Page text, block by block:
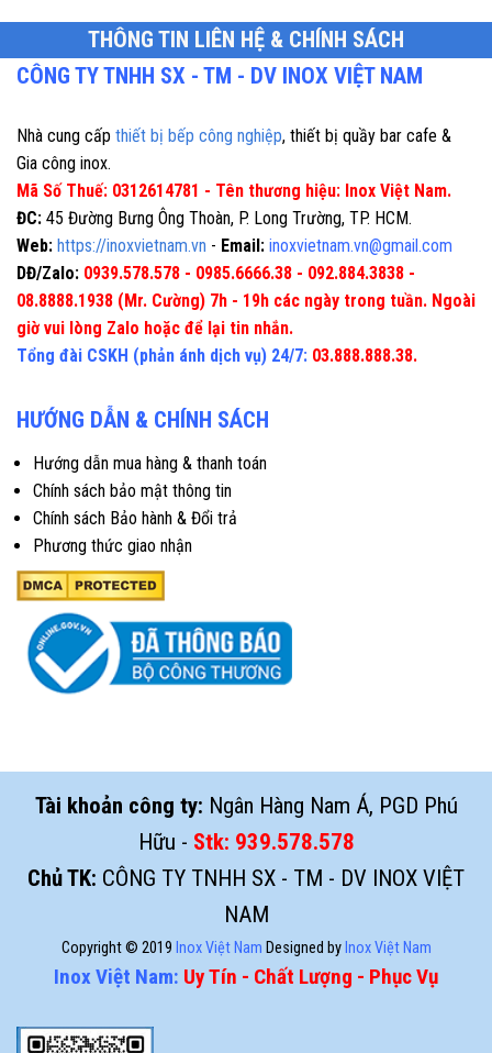
THÔNG TIN LIÊN HỆ & CHÍNH SÁCH
CÔNG TY TNHH SX - TM - DV INOX VIỆT NAM
Nhà cung cấp thiết bị bếp công nghiệp, thiết bị quầy bar cafe &
Gia công inox.
Mã Số Thuế: 0312614781 - Tên thương hiệu: Inox Việt Nam.
ĐC: 45 Đường Bưng Ông Thoàn, P. Long Trường, TP. HCM.
Web: https://inoxvietnam.vn - Email: inoxvietnam.vn@gmail.com
DĐ/Zalo: 0939.578.578 - 0985.6666.38 - 092.884.3838 -
08.8888.1938 (Mr. Cường) 7h - 19h các ngày trong tuần. Ngoài
giờ vui lòng Zalo hoặc để lại tin nhắn.
Tổng đài CSKH (phản ánh dịch vụ) 24/7: 03.888.888.38.
HƯỚNG DẪN & CHÍNH SÁCH
Hướng dẫn mua hàng & thanh toán
Chính sách bảo mật thông tin
Chính sách Bảo hành & Đổi trả
Phương thức giao nhận
Tài khoản công ty: Ngân Hàng Nam Á, PGD Phú
Hữu - Stk: 939.578.578
Chủ TK: CÔNG TY TNHH SX - TM - DV INOX VIỆT
NAM
Copyright © 2019 Inox Việt Nam Designed by Inox Việt Nam
Inox Việt Nam: Uy Tín - Chất Lượng - Phục Vụ